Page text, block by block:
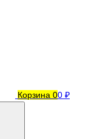
Корзина 00 ₽